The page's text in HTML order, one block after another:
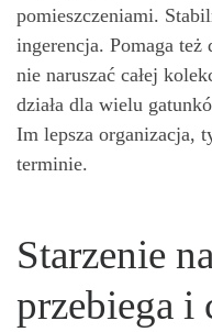
pomieszczeniami.
ingerencja. Pomaga
nie naruszać całej
działa dla wielu
Im lepsza organizacja,
terminie.
Starzenie
przebiega i